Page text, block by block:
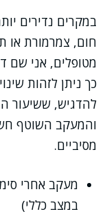
במקרים נדירים
חום, צמרמורת או
מטופלים, אני שם
כך ניתן לזהות
להדגיש, ששיעור
והמעקב השוטף
מסיביים.
מעקב אחרי
במצב כללי)